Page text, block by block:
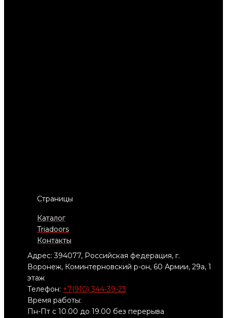
Страницы
Каталог
Triadoors
Контакты
Адрес: 394077, Российская федерация, г.
Воронеж, Коминтерновский р-он, 60 Армии, 29а, 1
этаж
Телефон: +7(910) 344-39-23
Время работы:
Пн-Пт с 10.00 до 19.00 без перерыва